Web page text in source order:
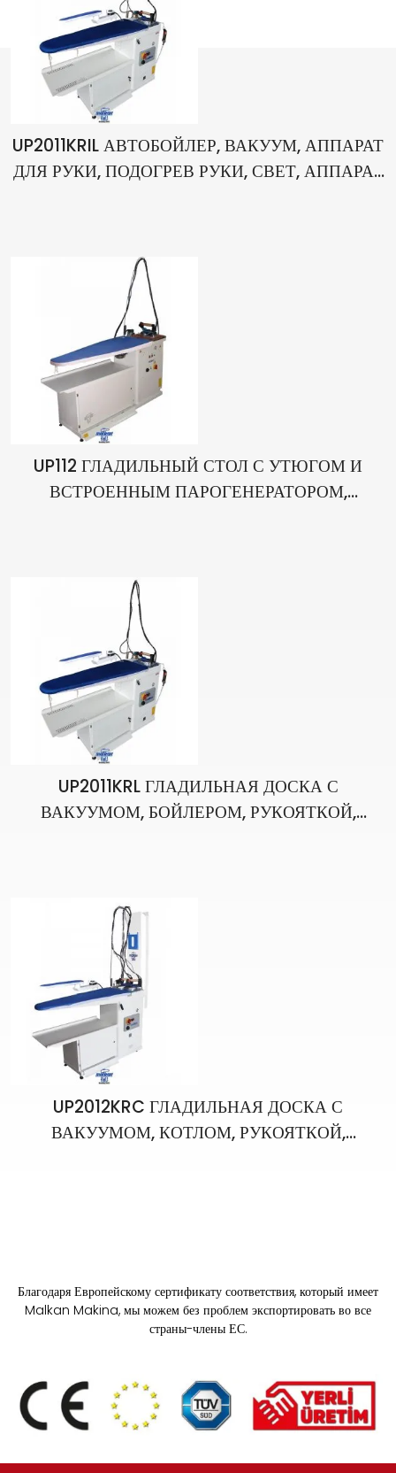
UP2011KRIL АВТОБОЙЛЕР, ВАКУУМ, АППАРАТ
ДЛЯ РУКИ, ПОДОГРЕВ РУКИ, СВЕТ, АППАРАТ
UP112 ГЛАДИЛЬНЫЙ СТОЛ С УТЮГОМ И
ВСТРОЕННЫМ ПАРОГЕНЕРАТОРОМ,
UP2011KRL ГЛАДИЛЬНАЯ ДОСКА С
ВАКУУМОМ, БОЙЛЕРОМ, РУКОЯТКОЙ,
UP2012KRC ГЛАДИЛЬНАЯ ДОСКА С
ВАКУУМОМ, КОТЛОМ, РУКОЯТКОЙ,
Благодаря Европейскому сертификату соответствия, который имеет
Malkan Makina, мы можем без проблем экспортировать во все
страны-члены ЕС.